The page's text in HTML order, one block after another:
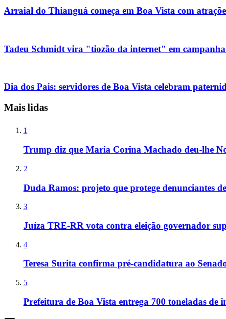
Arraial do Thianguá começa em Boa Vista com
Tadeu Schmidt vira "tiozão da internet" em
Dia dos Pais: servidores de Boa Vista celebram
Mais lidas
1
Trump diz que María Corina Machado deu-lhe
2
Duda Ramos: projeto que protege denunciantes
3
Juíza TRE-RR vota contra eleição governador
4
Teresa Surita confirma pré-candidatura ao
5
Prefeitura de Boa Vista entrega 700 toneladas de